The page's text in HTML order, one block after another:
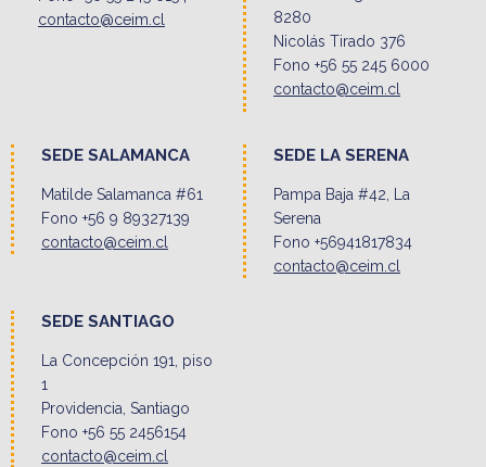
contacto@ceim.cl
8280
Nicolás Tirado 376
Fono +56 55 245 6000
contacto@ceim.cl
SEDE SALAMANCA
Matilde Salamanca #61
Fono +56 9 89327139
contacto@ceim.cl
SEDE LA SERENA
Pampa Baja #42, La
Serena
Fono +56941817834
contacto@ceim.cl
SEDE SANTIAGO
La Concepción 191, piso
1
Providencia, Santiago
Fono +56 55 2456154
contacto@ceim.cl